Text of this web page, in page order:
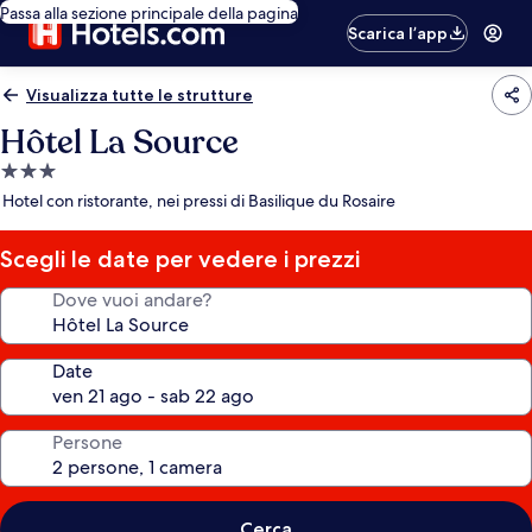
Passa alla sezione principale della pagina
Scarica l’app
Visualizza tutte le strutture
Hôtel La Source
Struttura
a
stelle
Hotel con ristorante, nei pressi di Basilique du Rosaire
Scegli le date per vedere i prezzi
Dove vuoi andare?
Date
Persone